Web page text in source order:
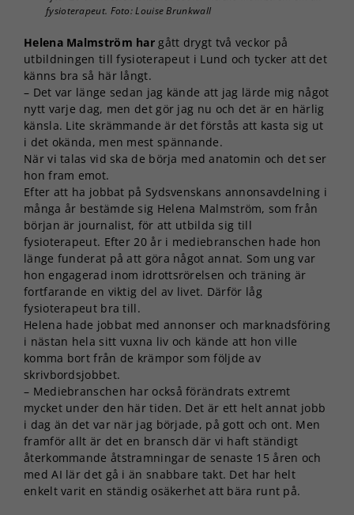
fysioterapeut. Foto: Louise Brunkwall
Helena Malmström har gått drygt två veckor på
utbildningen till fysioterapeut i Lund och tycker att det
känns bra så här långt.
– Det var länge sedan jag kände att jag lärde mig något
nytt varje dag, men det gör jag nu och det är en härlig
känsla. Lite skrämmande är det förstås att kasta sig ut
i det okända, men mest spännande.
När vi talas vid ska de börja med anatomin och det ser
hon fram emot.
Efter att ha jobbat på Sydsvenskans annonsavdelning i
många år bestämde sig Helena Malmström, som från
början är journalist, för att utbilda sig till
fysioterapeut. Efter 20 år i mediebranschen hade hon
länge funderat på att göra något annat. Som ung var
hon engagerad inom idrottsrörelsen och träning är
fortfarande en viktig del av livet. Därför låg
fysioterapeut bra till.
Helena hade jobbat med annonser och marknadsföring
i nästan hela sitt vuxna liv och kände att hon ville
komma bort från de krämpor som följde av
skrivbordsjobbet.
– Mediebranschen har också förändrats extremt
mycket under den här tiden. Det är ett helt annat jobb
i dag än det var när jag började, på gott och ont. Men
framför allt är det en bransch där vi haft ständigt
återkommande åtstramningar de senaste 15 åren och
med AI lär det gå i än snabbare takt. Det har helt
enkelt varit en ständig osäkerhet att bära runt på.